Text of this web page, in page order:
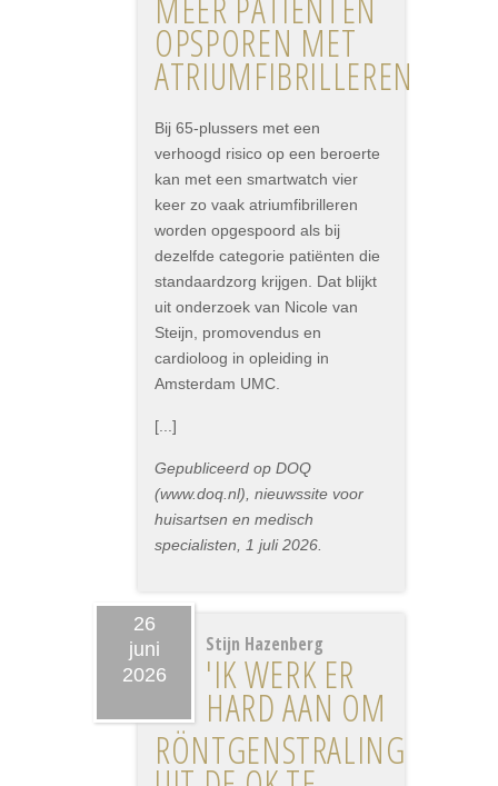
OPSPOREN MET
ATRIUMFIBRILLEREN
Bij 65-plussers met een
verhoogd risico op een beroerte
kan met een smartwatch vier
keer zo vaak atriumfibrilleren
worden opgespoord als bij
dezelfde categorie patiënten die
standaardzorg krijgen. Dat blijkt
uit onderzoek van Nicole van
Steijn, promovendus en
cardioloog in opleiding in
Amsterdam UMC.
[...]
Gepubliceerd op DOQ
(www.doq.nl), nieuwssite voor
huisartsen en medisch
specialisten, 1 juli 2026.
26
juni
2026
Stijn Hazenberg
'IK WERK ER
HARD AAN OM
RÖNTGENSTRALING